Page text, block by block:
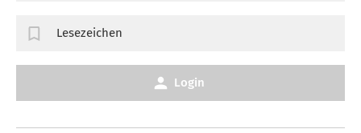
Lesezeichen
Login